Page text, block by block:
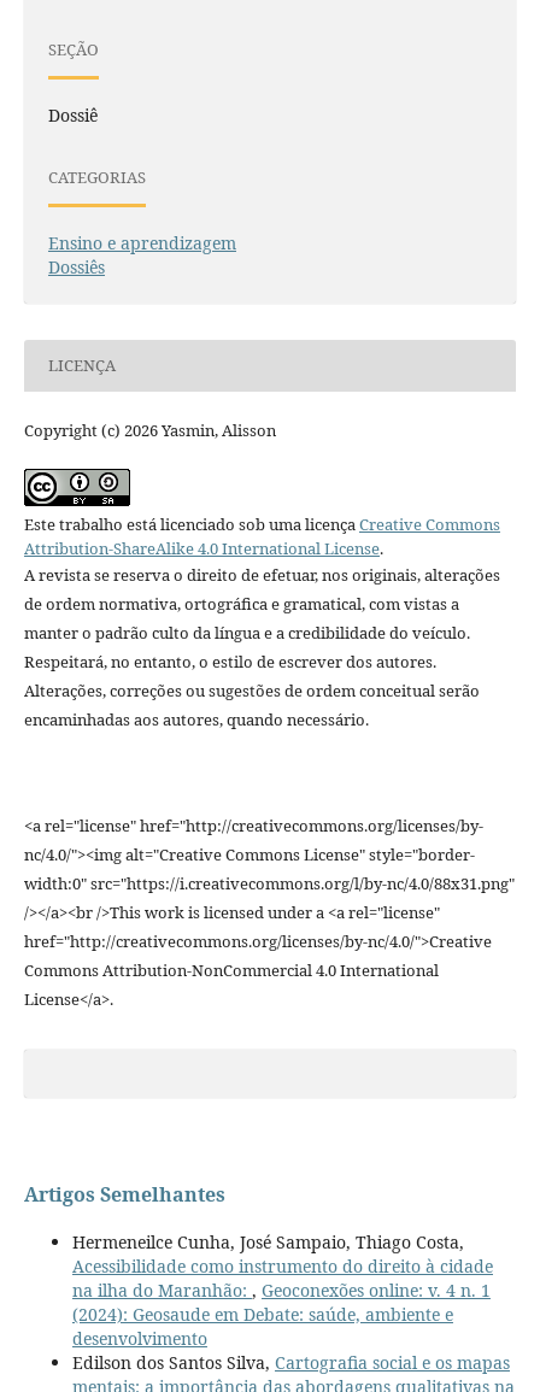
SEÇÃO
Dossiê
CATEGORIAS
Ensino e aprendizagem
Dossiês
LICENÇA
Copyright (c) 2026 Yasmin, Alisson
Este trabalho está licenciado sob uma licençaCreative Commons
Attribution-ShareAlike 4.0 International License.
A revista se reserva o direito de efetuar, nos originais, alterações
de ordem normativa, ortográfica e gramatical, com vistas a
manter o padrão culto da língua e a credibilidade do veículo.
Respeitará, no entanto, o estilo de escrever dos autores.
Alterações, correções ou sugestões de ordem conceitual serão
encaminhadas aos autores, quando necessário.
<a rel="license" href="http://creativecommons.org/licenses/by-
nc/4.0/"><img alt="Creative Commons License" style="border-
width:0" src="https://i.creativecommons.org/l/by-nc/4.0/88x31.png"
/></a><br />This work is licensed under a <a rel="license"
href="http://creativecommons.org/licenses/by-nc/4.0/">Creative
Commons Attribution-NonCommercial 4.0 International
License</a>.
Artigos Semelhantes
Hermeneilce Cunha, José Sampaio, Thiago Costa,
Acessibilidade como instrumento do direito à cidade
na ilha do Maranhão: , Geoconexões online: v. 4 n. 1
(2024): Geosaude em Debate: saúde, ambiente e
desenvolvimento
Edilson dos Santos Silva, Cartografia social e os mapas
mentais: a importância das abordagens qualitativas na